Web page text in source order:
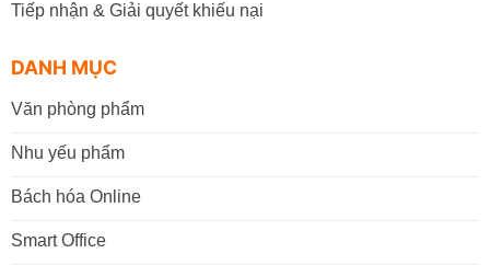
Tiếp nhận & Giải quyết khiếu nại
DANH MỤC
Văn phòng phẩm
Nhu yếu phẩm
Bách hóa Online
Smart Office